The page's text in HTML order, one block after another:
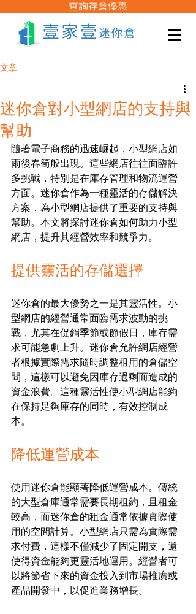
查詢存倉優惠
文章
迷你倉對小型網店的支持與
幫助
隨著電子商務的迅速崛起，小型網店如
雨後春筍般出現。這些網店往往面臨許
多挑戰，特別是在庫存管理和物流運營
方面。迷你倉作為一種靈活的存儲解決
方案，為小型網店提供了重要的支持與
幫助。本文將探討迷你倉如何助力小型
網店，提升其經營效率和競爭力。
提供靈活的存儲選擇
迷你倉的最大優勢之一是其靈活性。小
型網店的經營通常面臨需求波動的挑
戰，尤其在促銷季節或節假日，庫存需
求可能急劇上升。迷你倉允許網店經營
者根據實際需求隨時調整租用的倉儲空
間，這樣可以避免因庫存過剩而造成的
資金浪費。這種靈活性使小型網店能夠
在保持足夠庫存的同時，有效控制成
本。
降低運營成本
使用迷你倉能顯著降低運營成本。傳統
的大型倉庫通常需要長期租約，且租金
較高，而迷你倉的租金通常依據實際使
用的空間計算。小型網店只需為實際需
求付費，這樣不僅減少了固定開支，還
使得資金能夠更靈活地運用。經營者可
以將節省下來的資金投入到市場推廣或
產品開發中，以促進業務增長。